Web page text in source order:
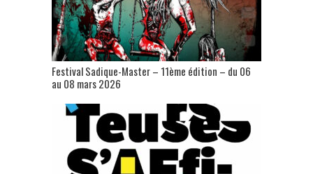
Festival Sadique-Master – 11ème édition – du 06
au 08 mars 2026